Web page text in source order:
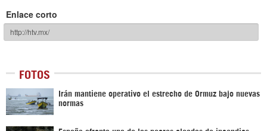
Enlace corto
FOTOS
Irán mantiene operativo el estrecho de Ormuz bajo nuevas
normas